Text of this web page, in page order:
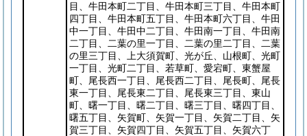
目、牛田本町二丁目、牛田本町三丁目、牛田本町
四丁目、牛田本町五丁目、牛田本町六丁目、牛田
中一丁目、牛田中二丁目、牛田南一丁目、牛田南
二丁目、二葉の里一丁目、二葉の里二丁目、二葉
の里三丁目、上大須賀町、光が丘、山根町、光町
一丁目、光町二丁目、若草町、愛宕町、東蟹屋
町、尾長西一丁目、尾長西二丁目、尾長町、尾長
東一丁目、尾長東二丁目、尾長東三丁目、東山
町、曙一丁目、曙二丁目、曙三丁目、曙四丁目、
曙五丁目、矢賀町、矢賀一丁目、矢賀二丁目、矢
賀三丁目、矢賀四丁目、矢賀五丁目、矢賀六丁